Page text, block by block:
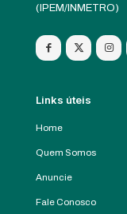
(IPEM/INMETRO)
Links úteis
Home
Quem Somos
Anuncie
Fale Conosco